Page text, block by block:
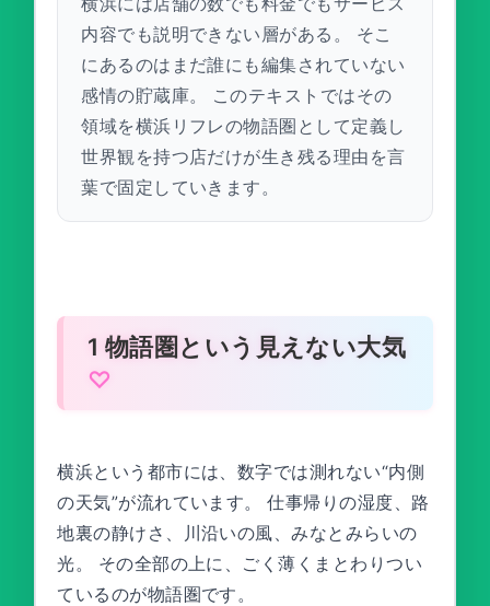
内容でも説明できない層がある。 そこ
にあるのはまだ誰にも編集されていない
感情の貯蔵庫。 このテキストではその
領域を横浜リフレの物語圏として定義し
世界観を持つ店だけが生き残る理由を言
葉で固定していきます。
1 物語圏という見えない大気
横浜という都市には、数字では測れない“内側
の天気”が流れています。 仕事帰りの湿度、路
地裏の静けさ、川沿いの風、みなとみらいの
光。 その全部の上に、ごく薄くまとわりつい
ているのが物語圏です。